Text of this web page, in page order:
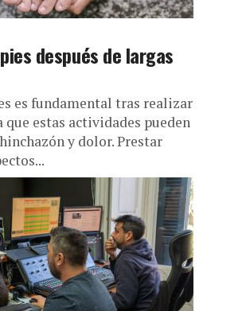
después de largas
es fundamental tras realizar
que estas actividades pueden
y dolor. Prestar